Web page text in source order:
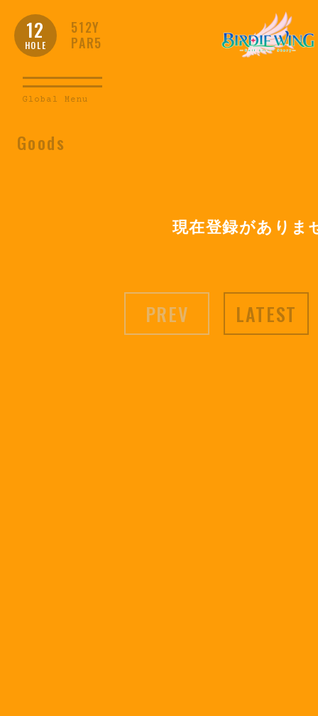
12
HOLE
512Y
PAR5
Global Menu
Goods
現在登録がありま
PREV LATEST